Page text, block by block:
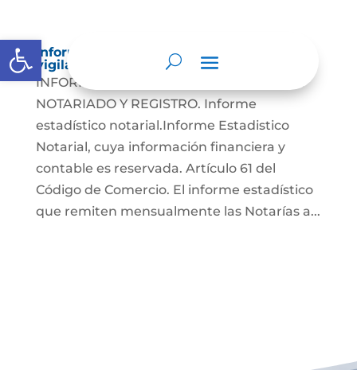
Abrir barra de herramientas
Informes a organismos de inspección,
vigilancia y control
INFORMES A LA SUPERINTENDENCIA DE
NOTARIADO Y REGISTRO. Informe
estadístico notarial.Informe Estadistico
Notarial, cuya información financiera y
contable es reservada. Artículo 61 del
Código de Comercio. El informe estadístico
que remiten mensualmente las Notarías a...